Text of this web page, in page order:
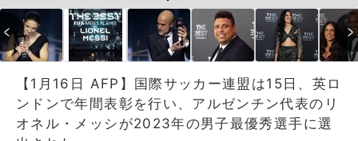
【1月16日 AFP】国際サッカー連盟は15日、英ロ
ンドンで年間表彰を行い、アルゼンチン代表のリ
オネル・メッシが2023年の男子最優秀選手に選